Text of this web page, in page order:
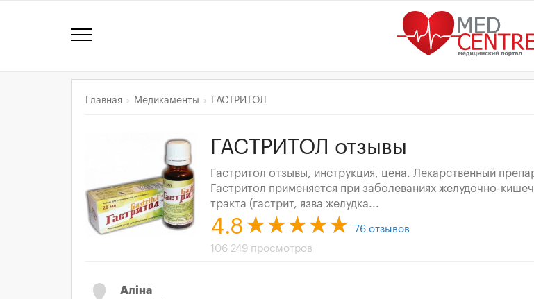
Главная Медикаменты ГАСТРИТОЛ
ГАСТРИТОЛ отзывы
Гастритол отзывы, инструкция, цена. Лекарственный
Гастритол применяется при заболеваниях желудочно-
тракта (гастрит, язва желудка...
4.8 76 отзывов
106 249 просмотров
Алiна